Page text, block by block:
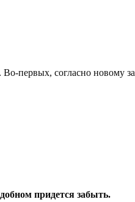
первых, согласно новому
придется забыть.